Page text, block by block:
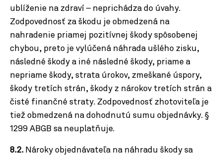
ublíženie na zdraví – neprichádza do úvahy.
Zodpovednosť za škodu je obmedzená na
nahradenie priamej pozitívnej škody spôsobenej
chybou, preto je vylúčená náhrada ušlého zisku,
následné škody a iné následné škody, priame a
nepriame škody, strata úrokov, zmeškané úspory,
škody tretích strán, škody z nárokov tretích strán a
čisté finančné straty. Zodpovednosť zhotoviteľa je
tiež obmedzená na dohodnutú sumu objednávky. §
1299 ABGB sa neuplatňuje.
8.2. Nároky objednávateľa na náhradu škody sa